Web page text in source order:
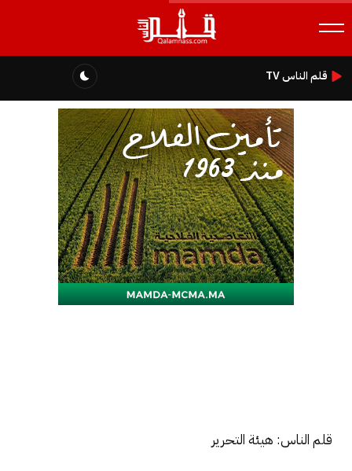
قلم الناس TV
قلم الناس: هيئة التحرير